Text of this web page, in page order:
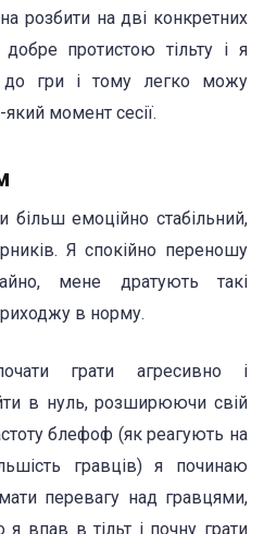
розбити на дві конкретних
протистою тільту і я
до гри і тому легко можу
який момент сесії.
більш емоційно стабільний,
Я спокійно переношу
мене дратують такі
в норму.
грати агресивно і
в нуль, розширюючи свій
блефоф (як реагують на
гравців) я починаю
перевагу над гравцями,
впав в тільт і почну грати